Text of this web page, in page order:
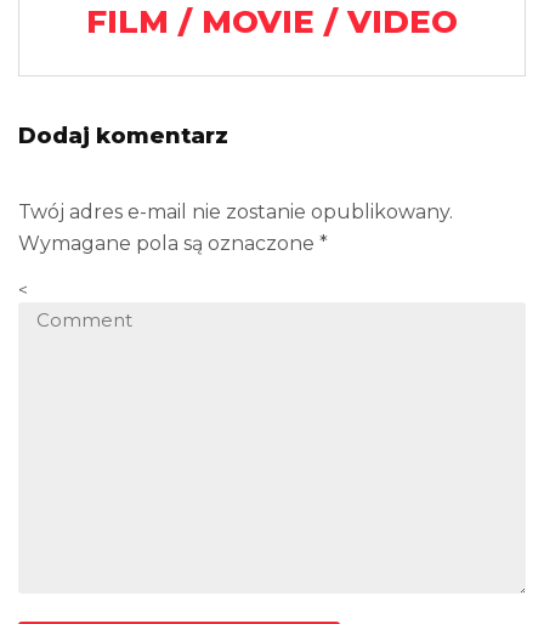
FILM / MOVIE / VIDEO
Dodaj komentarz
Twój adres e-mail nie zostanie opublikowany.
Wymagane pola są oznaczone *
<